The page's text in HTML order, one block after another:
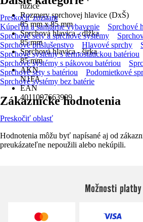
ružice
Rozmery sprchovej hlavice (DxŠ)
85 mm x 85 mm
Sprchová hlavica - dĺžka
85 mm
Sprchová hlavica - šírka
85 mm
AKN
N1FA
EAN
4011097663999
Preskočiť zoznam
Kúpeľňa a sanitárne vybavenie
Sprchové
Sprchové sety a sprchové systémy
Sprchové príslušenstvo
Hlavové sprchy
Sprchové systémy s termostatickou batériou
Sprchové systémy s pákovou batériou
Sprchové sety s batériou
Podomietkové
Sprchové systémy bez batérie
Zákaznícke hodnotenia
Preskočiť oblasť
Hodnotenia môžu byť napísané aj od
preukázateľne nepoužili alebo nekúpili.
Možnosti platby